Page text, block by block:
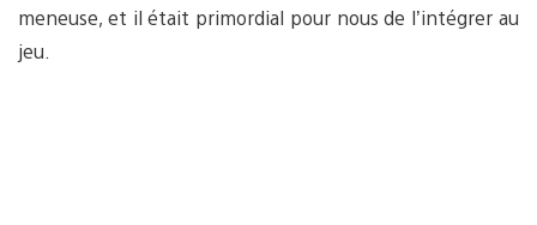
meneuse, et il était primordial pour nous de l’intégrer au
jeu.